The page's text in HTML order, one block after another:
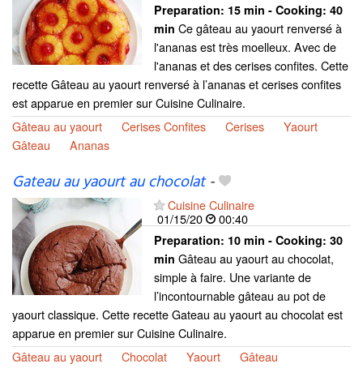
Preparation: 15 min - Cooking: 40
min Ce gâteau au yaourt renversé à
l'ananas est très moelleux. Avec de
l'ananas et des cerises confites. Cette
recette Gâteau au yaourt renversé à l’ananas et cerises confites
est apparue en premier sur Cuisine Culinaire.
Gâteau au yaourt
Cerises Confites Cerises
Yaourt
Gâteau
Ananas
Gateau au yaourt au chocolat-
Cuisine Culinaire
01/15/20
00:40
Preparation: 10 min - Cooking: 30
min Gâteau au yaourt au chocolat,
simple à faire. Une variante de
l’incontournable gâteau au pot de
yaourt classique. Cette recette Gateau au yaourt au chocolat est
apparue en premier sur Cuisine Culinaire.
Gâteau au yaourt
Chocolat Yaourt Gâteau